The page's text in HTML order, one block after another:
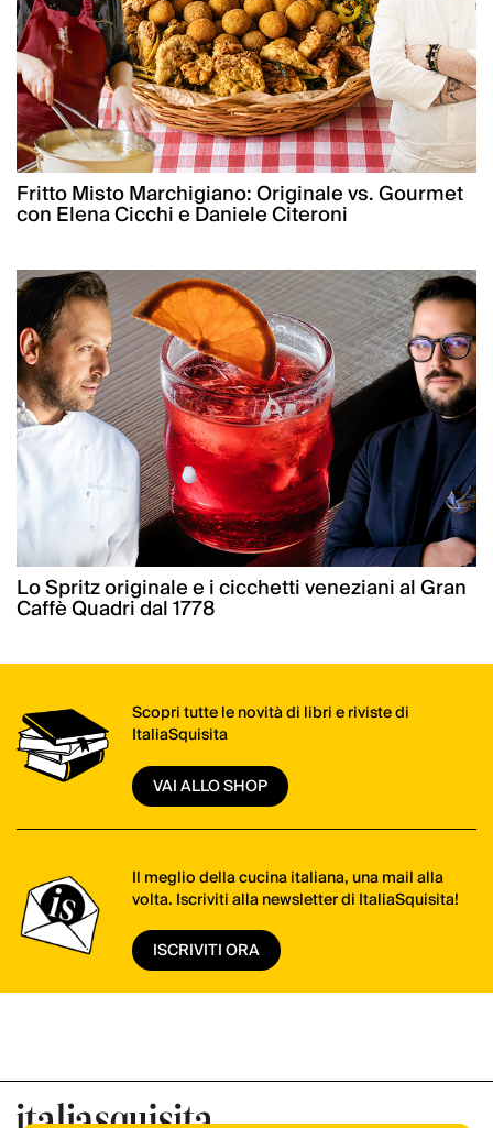
Fritto Misto Marchigiano: Originale vs. Gourmet
con Elena Cicchi e Daniele Citeroni
Lo Spritz originale e i cicchetti veneziani al Gran
Caffè Quadri dal 1778
Scopri tutte le novità di libri e riviste di
ItaliaSquisita
VAI ALLO SHOP
Il meglio della cucina italiana, una mail alla
volta. Iscriviti alla newsletter di ItaliaSquisita!
ISCRIVITI ORA